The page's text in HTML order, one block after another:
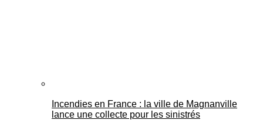
Incendies en France : la ville de Magnanville
lance une collecte pour les sinistrés